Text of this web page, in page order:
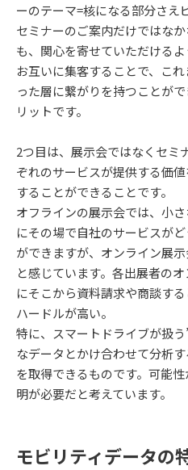
ーのテーマ=核になる部分さえ
セミナーのご案内だけではな
も、関心を寄せていただける
お互いに集客することで、こ
った層に繋がりを持つことが
リットです。
2つ目は、展示会ではなくセミ
ぞれのサービスが提供する価
することができることです。
オフラインの展示会では、小
にその場で自社のサービスが
ができますが、オンライン展
と感じています。各出展者の
にそこから資料請求や商談す
ハードルが高い。
特に、スマートドライブが扱
なデータとかけ合わせて分析
を取得できるものです。可能
明が必要だと考えています。
モビリティデータの